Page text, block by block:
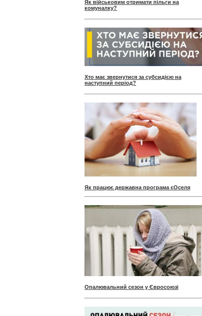
Як військовим отримати пільги на
комуналку?
Хто має звернутися за субсидією на
наступний період?
Як працює державна програма єОселя
Опалювальний сезон у Євросоюзі